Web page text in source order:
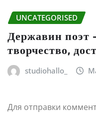
UNCATEGORISED
Державин
творчество,
studiohallo_
Для отправки